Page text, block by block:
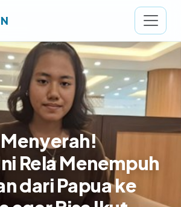
Rela Menempuh
dari Papua ke